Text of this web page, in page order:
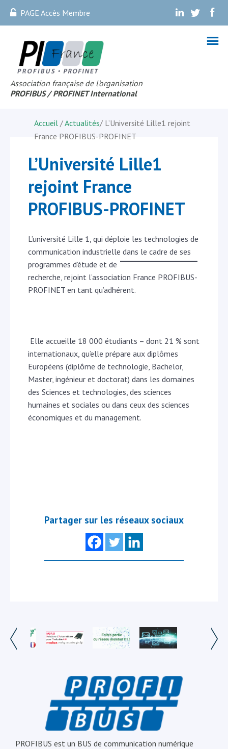
PAGE Accès Membre . . .
Association française de l’organisation
PROFIBUS / PROFINET International
Accueil /Actualités/ L’Université Lille1 rejoint
France PROFIBUS-PROFINET
L’Université Lille1
rejoint France
PROFIBUS-PROFINET
L’université Lille 1, qui déploie les technologies de
communication industrielle dans le cadre de ses
programmes d’étude et de
recherche, rejoint l’association France PROFIBUS-
PROFINET en tant qu’adhérent.
Elle accueille 18 000 étudiants – dont 21 % sont
internationaux, qu’elle prépare aux diplômes
Européens (diplôme de technologie, Bachelor,
Master, ingénieur et doctorat) dans les domaines
des Sciences et technologies, des sciences
humaines et sociales ou dans ceux des sciences
économiques et du management.
Partager sur les réseaux sociaux
PROFIBUS est un BUS de communication numérique